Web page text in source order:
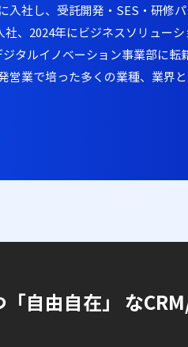
入社し、受託開発・SES・研修
、2024年にビジネスソリュー
タルイノベーション事業部に
営業で培った多くの業種、業界
「自由自在」 な